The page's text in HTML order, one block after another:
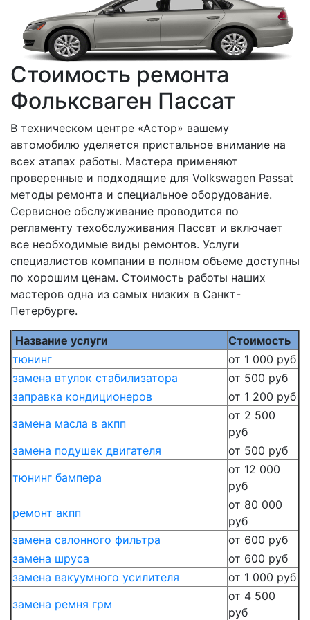
Стоимость ремонта
Фольксваген Пассат
В техническом центре «Астор» вашему
автомобилю уделяется пристальное внимание на
всех этапах работы. Мастера применяют
проверенные и подходящие для Volkswagen Passat
методы ремонта и специальное оборудование.
Сервисное обслуживание проводится по
регламенту техобслуживания Пассат и включает
все необходимые виды ремонтов. Услуги
специалистов компании в полном объеме доступны
по хорошим ценам. Стоимость работы наших
мастеров одна из самых низких в Санкт-
Петербурге.
Название услуги
Стоимость
тюнинг
от 1 000 руб
замена втулок стабилизатора
от 500 руб
заправка кондиционеров
от 1 200 руб
замена масла в акпп
от 2 500
руб
замена подушек двигателя
от 500 руб
тюнинг бампера
от 12 000
руб
ремонт акпп
от 80 000
руб
замена салонного фильтра
от 600 руб
замена шруса
от 600 руб
замена вакуумного усилителя
от 1 000 руб
замена ремня грм
от 4 500
руб